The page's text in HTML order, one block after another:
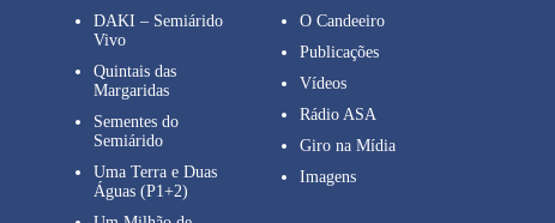
DAKI – Semiárido
Vivo
Quintais das
Margaridas
Sementes do
Semiárido
Uma Terra e Duas
Águas (P1+2)
O Candeeiro
Publicações
Vídeos
Rádio ASA
Giro na Mídia
Imagens